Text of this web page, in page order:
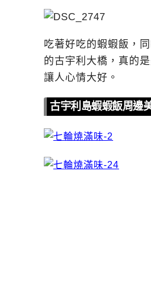
吃著好吃的蝦蝦飯，
的古宇利大橋，真的
讓人心情大好。
古宇利島蝦蝦飯周邊